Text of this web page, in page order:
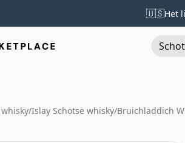
🇺🇸Het
/Islay Schotse whisky/Bruichladdich